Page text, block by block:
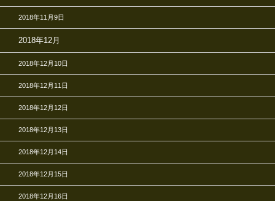
2018年11月9日
2018年12月
2018年12月10日
2018年12月11日
2018年12月12日
2018年12月13日
2018年12月14日
2018年12月15日
2018年12月16日